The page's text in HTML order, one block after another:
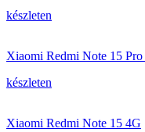
készleten
Xiaomi Redmi Note 15 Pro
készleten
Xiaomi Redmi Note 15 4G